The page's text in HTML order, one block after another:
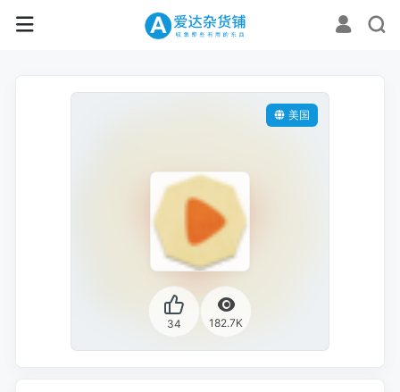
美国
34 182.7K